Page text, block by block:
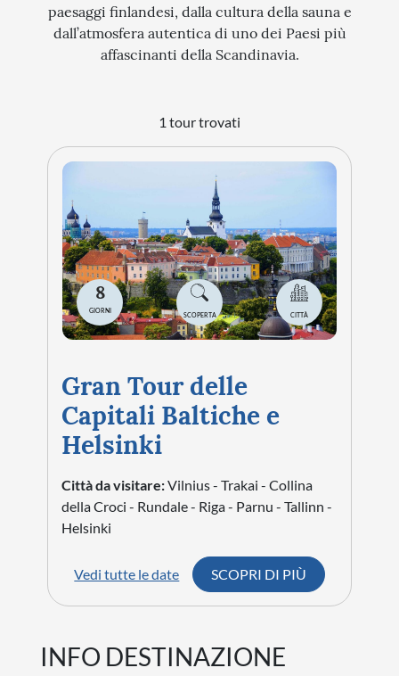
paesaggi finlandesi, dalla cultura della sauna e
dall’atmosfera autentica di uno dei Paesi più
affascinanti della Scandinavia.
1 tour trovati
8
GIORNI
SCOPERTA CITTÀ
Gran Tour delle
Capitali Baltiche e
Helsinki
Città da visitare:Vilnius - Trakai - Collina
della Croci - Rundale - Riga - Parnu - Tallinn -
Helsinki
Vedi tutte le date SCOPRI DI PIÙ
INFO DESTINAZIONE
ARTE E CULTURA